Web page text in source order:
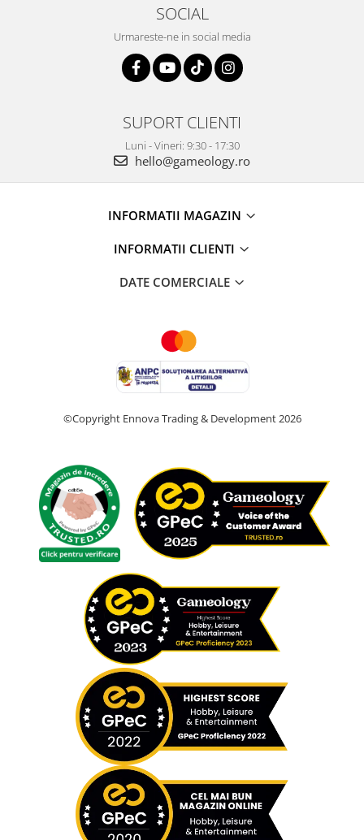
SOCIAL
Urmareste-ne in social media
SUPORT CLIENTI
Luni - Vineri: 9:30 - 17:30
hello@gameology.ro
INFORMATII MAGAZIN
INFORMATII CLIENTI
DATE COMERCIALE
©Copyright Ennova Trading & Development 2026